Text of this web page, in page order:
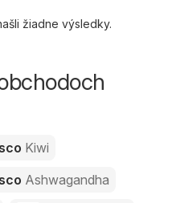
žiadne výsledky.
Kiwi
Ashwagandha